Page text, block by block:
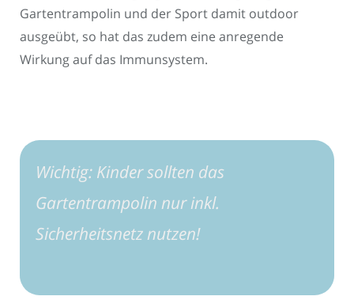
Gartentrampolin und der Sport damit outdoor
ausgeübt, so hat das zudem eine anregende
Wirkung auf das Immunsystem.
Wichtig: Kinder sollten das
Gartentrampolin nur inkl.
Sicherheitsnetz nutzen!